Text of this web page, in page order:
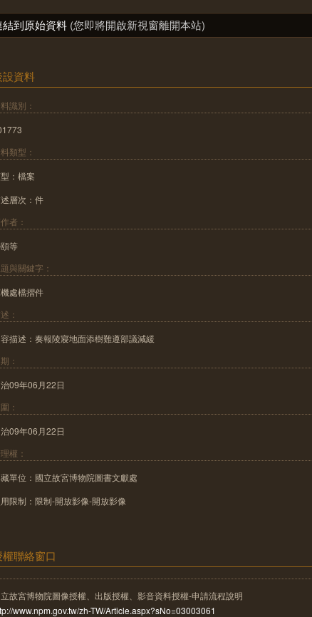
結到原始資料 (您即將開啟新視窗離開本站)
設資料
識別：
類型：
：檔案
層次：件
者：
等
與關鍵字：
處檔摺件
：
描述：奏報陵寢地面添樹難遵部議減緩
：
09年06月22日
：
09年06月22日
權：
單位：國立故宮博物院圖書文獻處
限制：限制-開放影像-開放影像
權聯絡窗口
故宮博物院圖像授權、出版授權、影音資料授權-申請流程說明
www.npm.gov.tw/zh-TW/Article.aspx?sNo=03003061